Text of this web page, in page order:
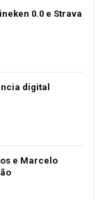
0.0 e Strava
digital
e Marcelo